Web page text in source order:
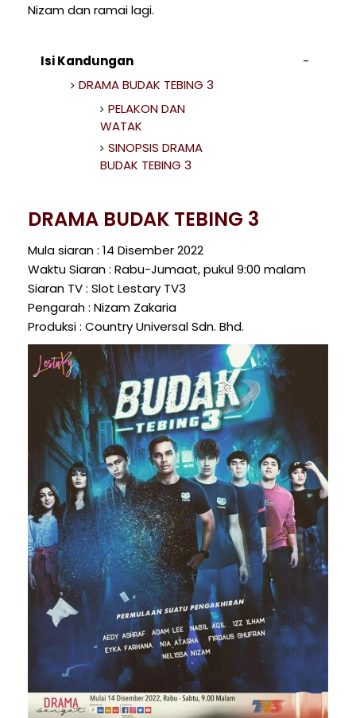
Nizam dan ramai lagi.
Isi Kandungan
DRAMA BUDAK TEBING 3
PELAKON DAN
WATAK
SINOPSIS DRAMA
BUDAK TEBING 3
DRAMA BUDAK TEBING 3
Mula siaran : 14 Disember 2022
Waktu Siaran : Rabu-Jumaat, pukul 9:00 malam
Siaran TV : Slot Lestary TV3
Pengarah : Nizam Zakaria
Produksi : Country Universal Sdn. Bhd.